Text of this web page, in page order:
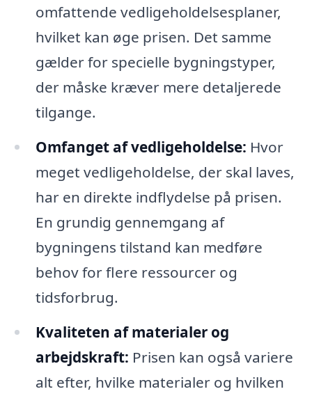
omfattende vedligeholdelsesplaner,
hvilket kan øge prisen. Det samme
gælder for specielle bygningstyper,
der måske kræver mere detaljerede
tilgange.
Omfanget af vedligeholdelse: Hvor
meget vedligeholdelse, der skal laves,
har en direkte indflydelse på prisen.
En grundig gennemgang af
bygningens tilstand kan medføre
behov for flere ressourcer og
tidsforbrug.
Kvaliteten af materialer og
arbejdskraft: Prisen kan også variere
alt efter, hvilke materialer og hvilken